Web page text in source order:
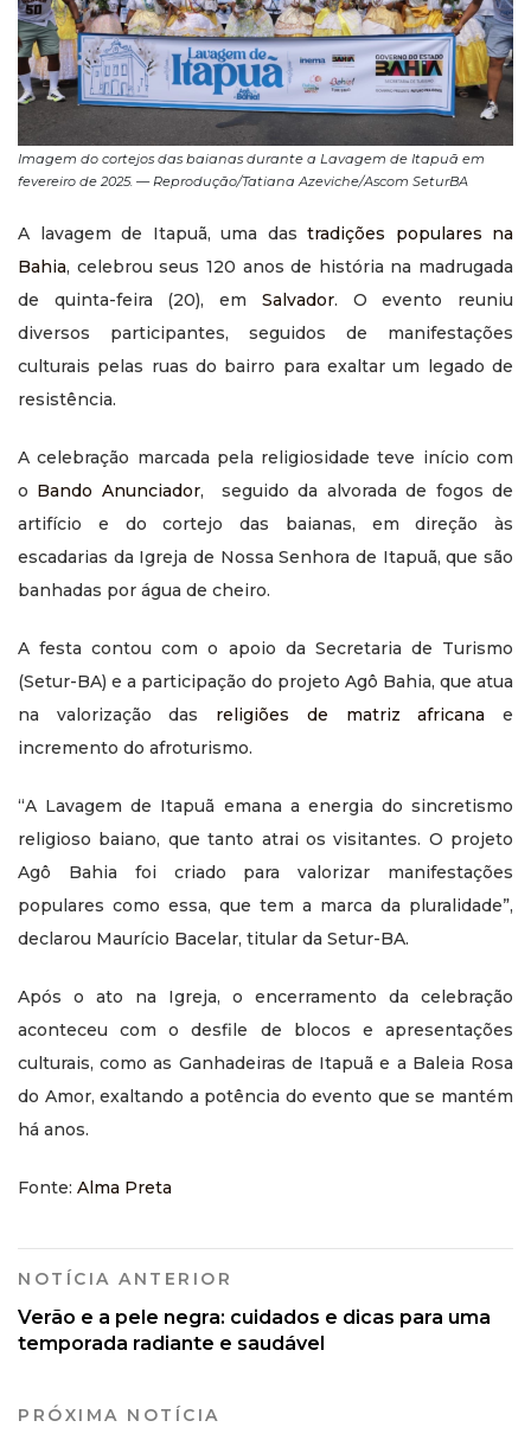
Imagem do cortejos das baianas durante a Lavagem de Itapuã em
fevereiro de 2025. — Reprodução/Tatiana Azeviche/Ascom SeturBA
A lavagem de Itapuã, uma das tradições populares na
Bahia, celebrou seus 120 anos de história na madrugada
de quinta-feira (20), em Salvador. O evento reuniu
diversos participantes, seguidos de manifestações
culturais pelas ruas do bairro para exaltar um legado de
resistência.
A celebração marcada pela religiosidade teve início com
o Bando Anunciador, seguido da alvorada de fogos de
artifício e do cortejo das baianas, em direção às
escadarias da Igreja de Nossa Senhora de Itapuã, que são
banhadas por água de cheiro.
A festa contou com o apoio da Secretaria de Turismo
(Setur-BA) e a participação do projeto Agô Bahia, que atua
na valorização das religiões de matriz africana e
incremento do afroturismo.
“A Lavagem de Itapuã emana a energia do sincretismo
religioso baiano, que tanto atrai os visitantes. O projeto
Agô Bahia foi criado para valorizar manifestações
populares como essa, que tem a marca da pluralidade”,
declarou Maurício Bacelar, titular da Setur-BA.
Após o ato na Igreja, o encerramento da celebração
aconteceu com o desfile de blocos e apresentações
culturais, como as Ganhadeiras de Itapuã e a Baleia Rosa
do Amor, exaltando a potência do evento que se mantém
há anos.
Fonte: Alma Preta
NOTÍCIA ANTERIOR
Verão e a pele negra: cuidados e dicas para uma
temporada radiante e saudável
PRÓXIMA NOTÍCIA